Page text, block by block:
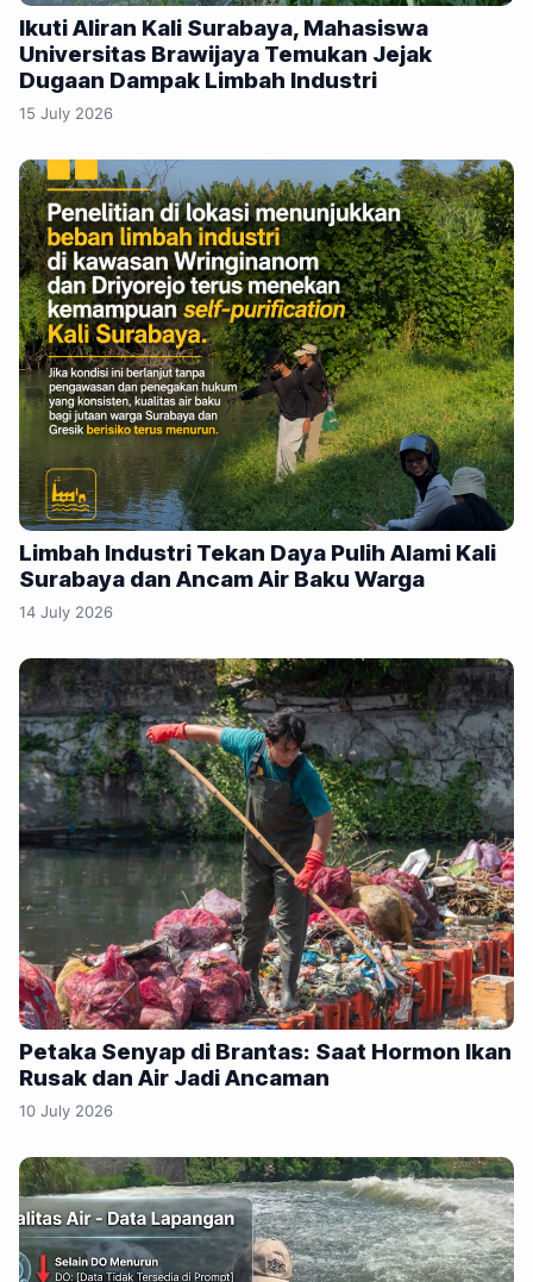
Ikuti Aliran Kali Surabaya, Mahasiswa
Universitas Brawijaya Temukan Jejak
Dugaan Dampak Limbah Industri
15 July 2026
Limbah Industri Tekan Daya Pulih Alami Kali
Surabaya dan Ancam Air Baku Warga
14 July 2026
Petaka Senyap di Brantas: Saat Hormon Ikan
Rusak dan Air Jadi Ancaman
10 July 2026